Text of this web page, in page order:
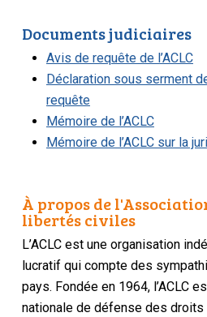
Documents judiciaires
Avis de requête de l’ACLC
Déclaration sous serment
requête
Mémoire de l’ACLC
Mémoire de l’ACLC sur la
À propos de
libertés civiles
L’ACLC est une organisation
lucratif qui compte des
pays. Fondée en 1964, l’ACLC
nationale de défense des droits